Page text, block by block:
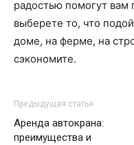
радостью помогут вам
выберете то, что
доме, на ферме, на
сэкономите.
Предыдущая статья
Аренда автокрана:
преимущества и